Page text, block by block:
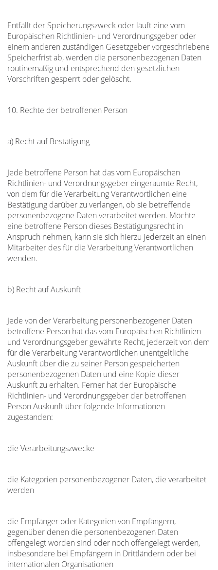
Entfällt der Speicherungszweck oder läuft eine vom
Europäischen Richtlinien- und Verordnungsgeber oder
einem anderen zuständigen Gesetzgeber vorgeschriebene
Speicherfrist ab, werden die personenbezogenen Daten
routinemäßig und entsprechend den gesetzlichen
Vorschriften gesperrt oder gelöscht.
10. Rechte der betroffenen Person
a) Recht auf Bestätigung
Jede betroffene Person hat das vom Europäischen
Richtlinien- und Verordnungsgeber eingeräumte Recht,
von dem für die Verarbeitung Verantwortlichen eine
Bestätigung darüber zu verlangen, ob sie betreffende
personenbezogene Daten verarbeitet werden. Möchte
eine betroffene Person dieses Bestätigungsrecht in
Anspruch nehmen, kann sie sich hierzu jederzeit an einen
Mitarbeiter des für die Verarbeitung Verantwortlichen
wenden.
b) Recht auf Auskunft
Jede von der Verarbeitung personenbezogener Daten
betroffene Person hat das vom Europäischen Richtlinien-
und Verordnungsgeber gewährte Recht, jederzeit von dem
für die Verarbeitung Verantwortlichen unentgeltliche
Auskunft über die zu seiner Person gespeicherten
personenbezogenen Daten und eine Kopie dieser
Auskunft zu erhalten. Ferner hat der Europäische
Richtlinien- und Verordnungsgeber der betroffenen
Person Auskunft über folgende Informationen
zugestanden:
die Verarbeitungszwecke
die Kategorien personenbezogener Daten, die verarbeitet
werden
die Empfänger oder Kategorien von Empfängern,
gegenüber denen die personenbezogenen Daten
offengelegt worden sind oder noch offengelegt werden,
insbesondere bei Empfängern in Drittländern oder bei
internationalen Organisationen